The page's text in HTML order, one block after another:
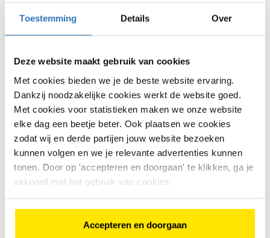
Toestemming Details Over
Deze website maakt gebruik van cookies
Met cookies bieden we je de beste website ervaring.
Dankzij noodzakelijke cookies werkt de website goed.
Met cookies voor statistieken maken we onze website
elke dag een beetje beter. Ook plaatsen we cookies
zodat wij en derde partijen jouw website bezoeken
kunnen volgen en we je relevante advertenties kunnen
tonen. Door op 'accepteren en doorgaan' te klikken, ga je
akkoord met het gebruik van cookies.
Accepteren en doorgaan
€125,-
Bekijk model
Batavus Mambo N7
,-
€450,-
Bekijk model